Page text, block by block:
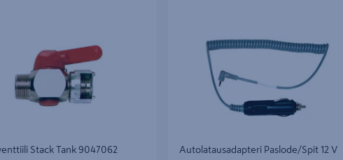
Stack Tank 9047062 Autolatausadapteri Paslode/Spit 12 V